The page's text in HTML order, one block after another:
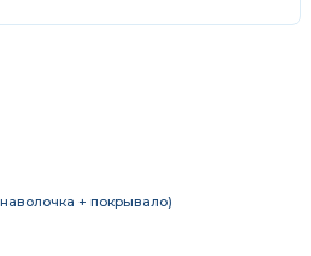
+ покрывало)